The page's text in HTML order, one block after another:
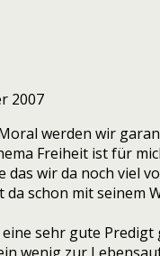
2007
werden wir
Freiheit ist für
das wir da noch viel
da schon mit seinem
eine sehr gute